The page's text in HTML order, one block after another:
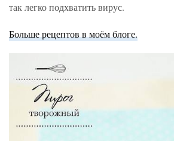
так легко подхватить вирус.
Больше рецептов в моём блоге.